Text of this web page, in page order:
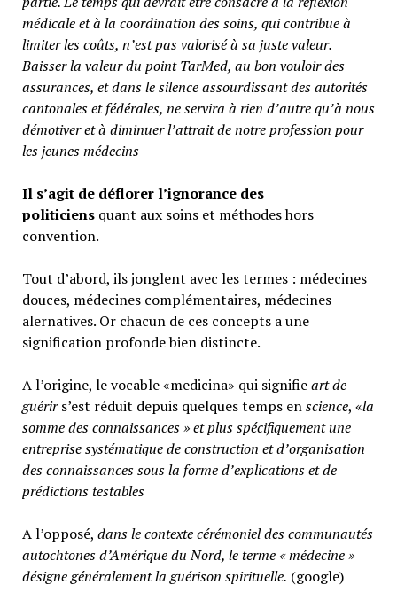
médicale et à la coordination des soins, qui contribue à
limiter les coûts, n’est pas valorisé à sa juste valeur.
Baisser la valeur du point TarMed, au bon vouloir des
assurances, et dans le silence assourdissant des autorités
cantonales et fédérales, ne servira à rien d’autre qu’à nous
démotiver et à diminuer l’attrait de notre profession pour
les jeunes médecins
Il s’agit de déflorer l’ignorance des
politiciensquant aux soins et méthodes hors
convention.
Tout d’abord, ils jonglent avec les termes : médecines
douces, médecines complémentaires, médecines
alernatives. Or chacun de ces concepts a une
signification profonde bien distincte.
A l’origine, le vocable «medicina» qui signifieart de
guérirs’est réduit depuis quelques temps enscience, «la
somme des connaissances » et plus spécifiquement une
entreprise systématique de construction et d’organisation
des connaissances sous la forme d’explications et de
prédictions testables
A l’opposé, dans le contexte cérémoniel des communautés
autochtones d’Amérique du Nord, le terme « médecine »
désigne généralementla guérison spirituelle. (google)